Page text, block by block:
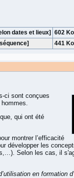
dates et lieux] 602 Ko
441 Ko
ci sont conçues
qui ont été
montrer l’efficacité
développer les
Selon les cas, il
en formation